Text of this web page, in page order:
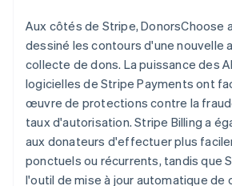
Aux côtés de Stripe, DonorsChoose
dessiné les contours d'une nouvelle
collecte de dons. La puissance des
logicielles de Stripe Payments ont
œuvre de protections contre la
taux d'autorisation. Stripe Billing a
aux donateurs d'effectuer plus
ponctuels ou récurrents, tandis que
l'outil de mise à jour automatique de